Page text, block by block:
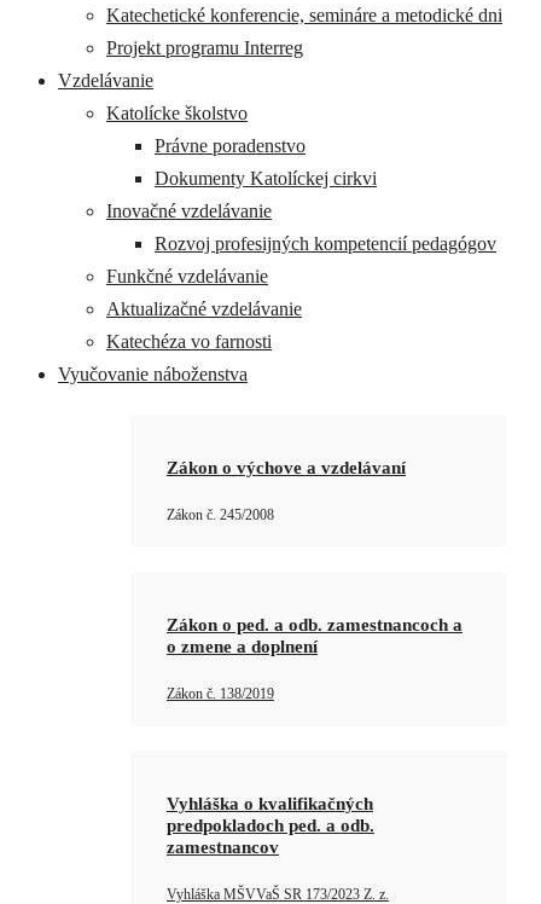
Katechetické konferencie, semináre a metodické dni
Projekt programu Interreg
Vzdelávanie
Katolícke školstvo
Právne poradenstvo
Dokumenty Katolíckej cirkvi
Inovačné vzdelávanie
Rozvoj profesijných kompetencií pedagógov
Funkčné vzdelávanie
Aktualizačné vzdelávanie
Katechéza vo farnosti
Vyučovanie náboženstva
Zákon o výchove a vzdelávaní
Zákon č. 245/2008
Zákon o ped. a odb. zamestnancoch a
o zmene a doplnení
Zákon č. 138/2019
Vyhláška o kvalifikačných
predpokladoch ped. a odb.
zamestnancov
Vyhláška MŠVVaŠ SR 173/2023 Z. z.